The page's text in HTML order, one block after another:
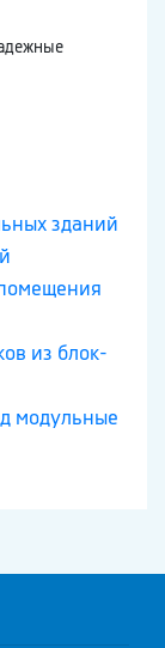
зданий
из блок-
модульные